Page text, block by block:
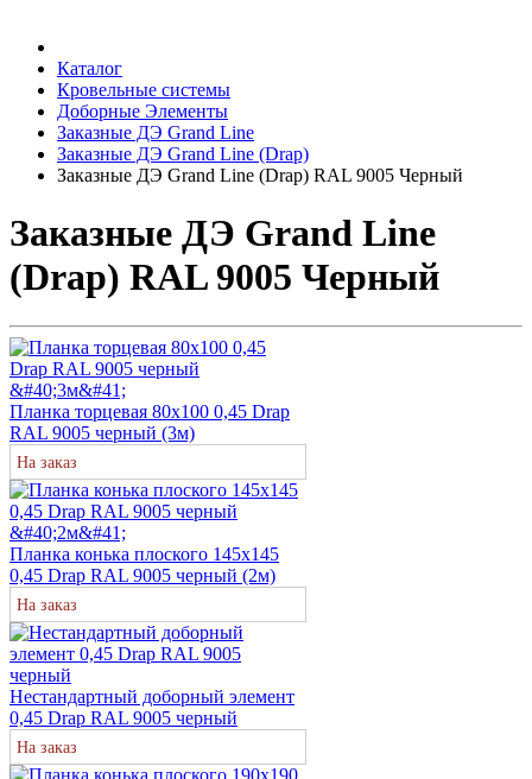
Каталог
Кровельные системы
Доборные Элементы
Заказные ДЭ Grand Line
Заказные ДЭ Grand Line (Drap)
Заказные ДЭ Grand Line (Drap) RAL 9005 Черный
Заказные ДЭ Grand Line
(Drap) RAL 9005 Черный
Планка торцевая 80х100 0,45 Drap
RAL 9005 черный (3м)
На заказ
Планка конька плоского 145х145
0,45 Drap RAL 9005 черный (2м)
На заказ
Нестандартный доборный элемент
0,45 Drap RAL 9005 черный
На заказ